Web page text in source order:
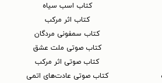
کتاب اسب سیاه
کتاب اثر مرکب
کتاب سمفونی مردگان
کتاب صوتی ملت عشق
کتاب صوتی اثر مرکب
کتاب صوتی عادت‌های اتمی